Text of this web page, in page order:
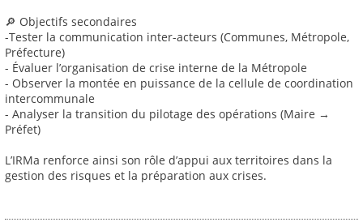
🔎 Objectifs secondaires
-Tester la communication inter-acteurs (Communes, Métropole,
Préfecture)
- Évaluer l’organisation de crise interne de la Métropole
- Observer la montée en puissance de la cellule de coordination
intercommunale
- Analyser la transition du pilotage des opérations (Maire →
Préfet)
L’IRMa renforce ainsi son rôle d’appui aux territoires dans la
gestion des risques et la préparation aux crises.